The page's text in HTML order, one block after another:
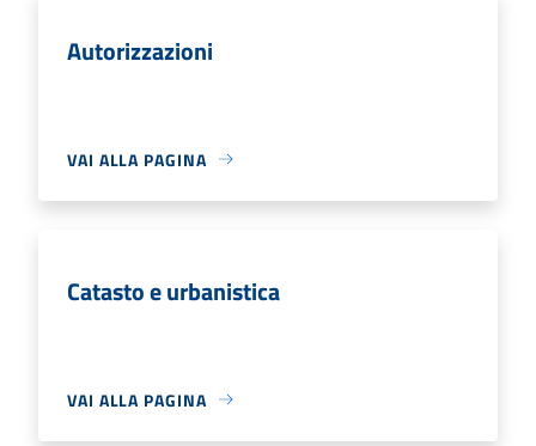
Autorizzazioni
VAI ALLA PAGINA
Catasto e urbanistica
VAI ALLA PAGINA